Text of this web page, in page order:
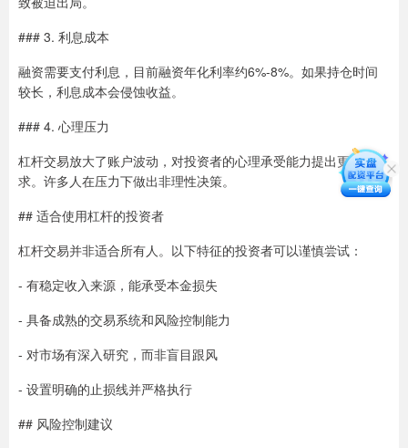
### 3. 利息成本
融资需要支付利息，目前融资年化利率约6%-8%。如果持仓时间
较长，利息成本会侵蚀收益。
### 4. 心理压力
杠杆交易放大了账户波动，对投资者的心理承受能力提出更高要
求。许多人在压力下做出非理性决策。
## 适合使用杠杆的投资者
杠杆交易并非适合所有人。以下特征的投资者可以谨慎尝试：
- 有稳定收入来源，能承受本金损失
- 具备成熟的交易系统和风险控制能力
- 对市场有深入研究，而非盲目跟风
- 设置明确的止损线并严格执行
## 风险控制建议